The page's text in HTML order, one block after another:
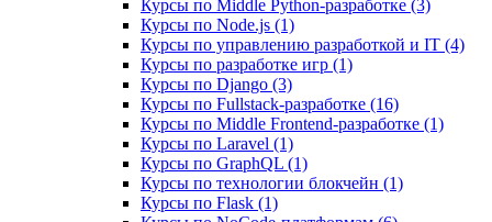
Курсы по Middle Python-разработке (3)
Курсы по Node.js (1)
Курсы по управлению разработкой и IT (4)
Курсы по разработке игр (1)
Курсы по Django (3)
Курсы по Fullstack‑разработке (16)
Курсы по Middle Frontend-разработке (1)
Курсы по Laravel (1)
Курсы по GraphQL (1)
Курсы по технологии блокчейн (1)
Курсы по Flask (1)